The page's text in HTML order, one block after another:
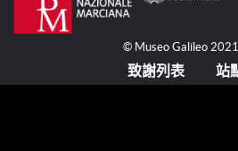
1336-1405）的戰爭和征服。這
能的戰略家，是成吉思汗（
1227）的蒙古血統的後裔，在中
闊的帝國。他在1395年和1400年
© Museo Galileo
致謝列表 站